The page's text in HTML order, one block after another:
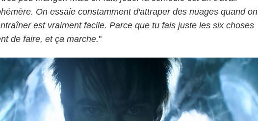
On essaie constamment d'attraper des nuages quand on
est vraiment facile. Parce que tu fais juste les six choses
de faire, et ça marche."